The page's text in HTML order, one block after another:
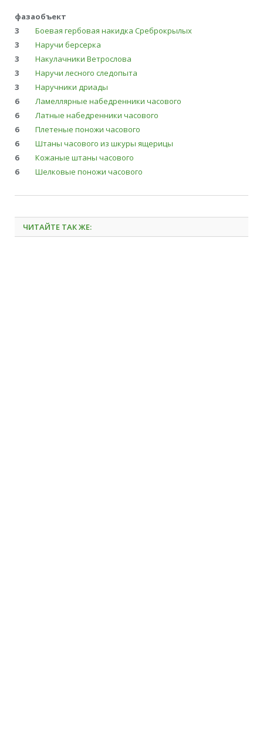
фазаобъект
3
Боевая гербовая накидка Среброкрылых
3
Наручи берсерка
3
Накулачники Ветрослова
3
Наручи лесного следопыта
3
Наручники дриады
6
Ламеллярные набедренники часового
6
Латные набедренники часового
6
Плетеные поножи часового
6
Штаны часового из шкуры ящерицы
6
Кожаные штаны часового
6
Шелковые поножи часового
ЧИТАЙТЕ ТАК ЖЕ: